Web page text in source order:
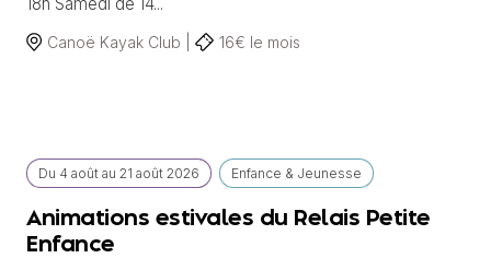
18h Samedi de 14...
Canoë Kayak Club | 16€ le mois
Du 4 août au 21 août 2026 Enfance & Jeunesse
Animations estivales du Relais Petite
Enfance